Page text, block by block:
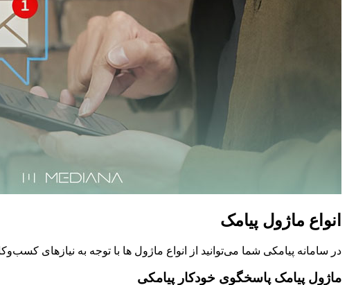
انواع ماژول پیامک
در سامانه پیامکی شما می‌توانید از انواع ماژول ها با توجه به نیازهای
ماژول پیامک پاسخگوی خودکار پیامکی